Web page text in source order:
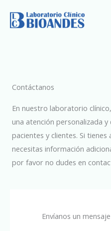
Contáctanos
En nuestro laboratorio
una atención personalizada
pacientes y clientes. Si
necesitas información
por favor no dudes en
Envíanos un mensaje